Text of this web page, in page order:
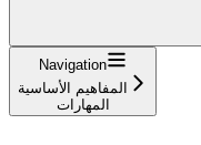
Navigation
المفاهيم الأساسية
المهارات